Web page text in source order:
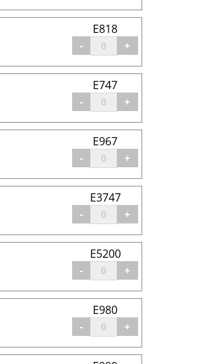
E818
- +
E747
- +
E967
- +
E3747
- +
E5200
- +
E980
- +